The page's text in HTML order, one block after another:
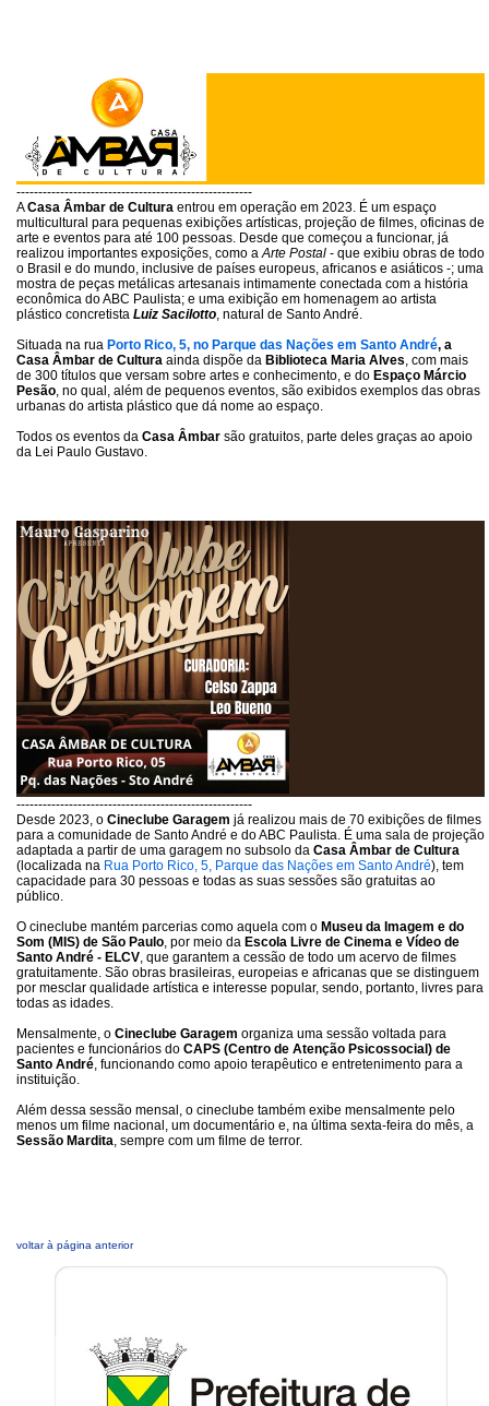
------------------------------------------------------
ACasa Âmbar de Cultura entrou em operação em 2023. É um espaço
multicultural para pequenas exibições artísticas, projeção de filmes, oficinas de
arte e eventos para até 100 pessoas. Desde que começou a funcionar, já
realizou importantes exposições, como aArte Postal - que exibiu obras de todo
o Brasil e do mundo, inclusive de países europeus, africanos e asiáticos -; uma
mostra de peças metálicas artesanais intimamente conectada com a história
econômica do ABC Paulista; e uma exibição em homenagem ao artista
plástico concretista Luiz Sacilotto, natural de Santo André.
Situada na rua Porto Rico, 5, no Parque das Nações em Santo André, a
Casa Âmbar de Cultura ainda dispõe da Biblioteca Maria Alves, com mais
de 300 títulos que versam sobre artes e conhecimento, e do Espaço Márcio
Pesão, no qual, além de pequenos eventos, são exibidos exemplos das obras
urbanas do artista plástico que dá nome ao espaço.
Todos os eventos da Casa Âmbar são gratuitos, parte deles graças ao apoio
da Lei Paulo Gustavo.
------------------------------------------------------
Desde 2023, o Cineclube Garagem já realizou mais de 70 exibições de filmes
para a comunidade de Santo André e do ABC Paulista. É uma sala de projeção
adaptada a partir de uma garagem no subsolo da Casa Âmbar de Cultura
(localizada na Rua Porto Rico, 5, Parque das Nações em Santo André), tem
capacidade para 30 pessoas e todas as suas sessões são gratuitas ao
público.
O cineclube mantém parcerias como aquela com o Museu da Imagem e do
Som (MIS) de São Paulo , por meio da Escola Livre de Cinema e Vídeo de
Santo André - ELCV , que garantem a cessão de todo um acervo de filmes
gratuitamente. São obras brasileiras, europeias e africanas que se distinguem
por mesclar qualidade artística e interesse popular, sendo, portanto, livres para
todas as idades.
Mensalmente, o Cineclube Garagem organiza uma sessão voltada para
pacientes e funcionários do CAPS (Centro de Atenção Psicossocial) de
Santo André , funcionando como apoio terapêutico e entretenimento para a
instituição.
Além dessa sessão mensal, o cineclube também exibe mensalmente pelo
menos um filme nacional, um documentário e, na última sexta-feira do mês, a
Sessão Mardita , sempre com um filme de terror.
voltar à página anterior